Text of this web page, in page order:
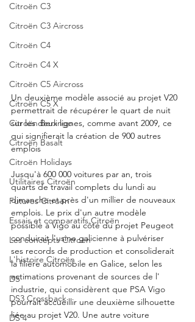
Citroën C3
Citroën C3 Aircross
Citroën C4
Citroën C4 X
Citroën C5 Aircross
Citroën C5 X
Citroën Berlingo
Citroën Basalt
Citroën Holidays
Utilitaires Citroën
Futures Citroën
Essais et comparatifs Citroën
Les concepts Citroën
L'histoire Citroën
DS
DS3 Crossback
DS 4
Un deuxième modèle associé au projet V20
permettrait de récupérer le quart de nuit
sur les deux lignes, comme avant 2009, ce
qui signifierait la création de 900 autres
emplois
Jusqu'à 600 000 voitures par an, trois
quarts de travail complets du lundi au
dimanche et près d'un millier de nouveaux
emplois. Le prix d'un autre modèle
possible à Vigo au côté du projet Peugeot
conduirait l'usine galicienne à pulvériser
ses records de production et consoliderait
la filière automobile en Galice, selon les
estimations provenant de sources de l'
industrie, qui considèrent que PSA Vigo
pourrait accueillir une deuxième silhouette
liée au projet V20. Une autre voiture